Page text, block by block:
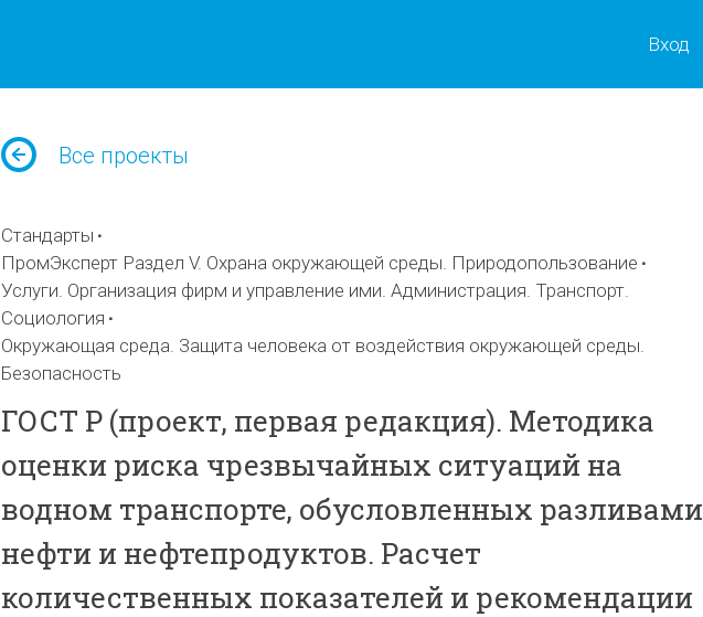
Вход
Все проекты
Стандарты
ПромЭксперт Раздел V. Охрана окружающей среды. Природопользование
Услуги. Организация фирм и управление ими. Администрация. Транспорт.
Социология
Окружающая среда. Защита человека от воздействия окружающей среды.
Безопасность
ГОСТ Р (проект, первая редакция). Методика
оценки риска чрезвычайных ситуаций на
водном транспорте, обусловленных разливами
нефти и нефтепродуктов. Расчет
количественных показателей и рекомендации